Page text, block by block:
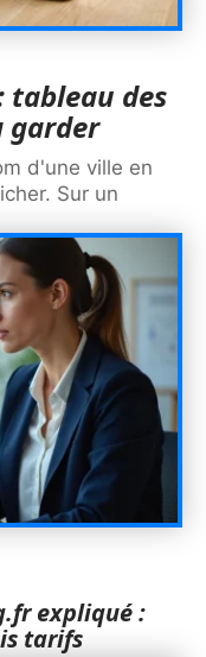
tableau des
garder
d'une ville en
Sur un
expliqué :
tarifs